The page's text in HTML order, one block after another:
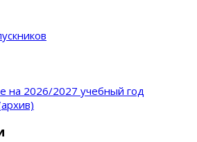
на 2026/2027 учебный год